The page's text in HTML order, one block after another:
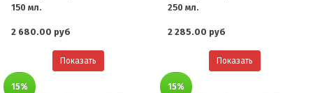
150 мл.
2 680.00 руб
Показать
250 мл.
2 285.00 руб
Показать
15% 15%